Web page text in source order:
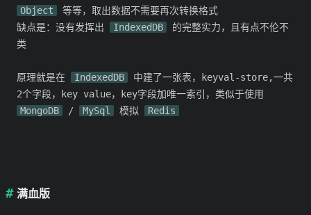
Object
等等，取出数据不需要再次转换格式
缺点是：没有发挥出
IndexedDB
的完整实力，且有点不伦不
类
原理就是在 IndexedDB
中建了一张表，keyval-store,一共
2个字段，key value，key字段加唯一索引，类似于使用
MongoDB
/ MySql 模拟 Redis
满血版